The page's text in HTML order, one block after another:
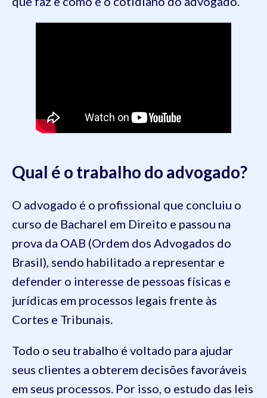
Qual é o trabalho do advogado?
O advogado é o profissional que concluiu o
curso de Bacharel em Direito e passou na
prova da OAB (Ordem dos Advogados do
Brasil), sendo habilitado a representar e
defender o interesse de pessoas físicas e
jurídicas em processos legais frente às
Cortes e Tribunais.
Todo o seu trabalho é voltado para ajudar
seus clientes a obterem decisões favoráveis
em seus processos. Por isso, o estudo das leis